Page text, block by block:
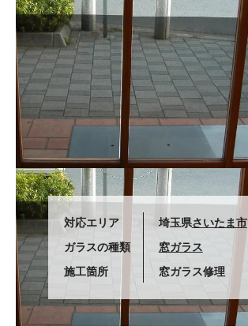
対応エリア 埼玉県さいたま市
ガラスの種類
窓ガラス
施工箇所
窓ガラス修理